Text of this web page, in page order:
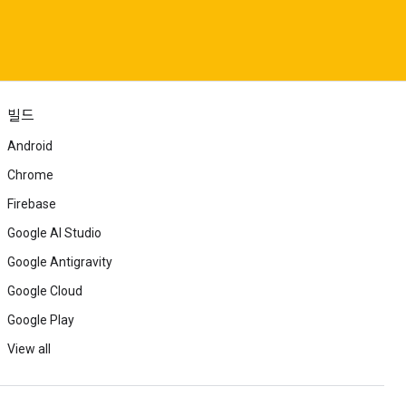
빌드
Android
Chrome
Firebase
Google AI Studio
Google Antigravity
Google Cloud
Google Play
View all